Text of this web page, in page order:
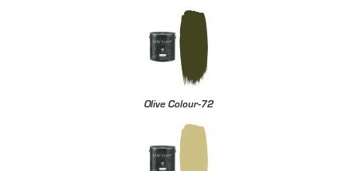
Olive Colour-72